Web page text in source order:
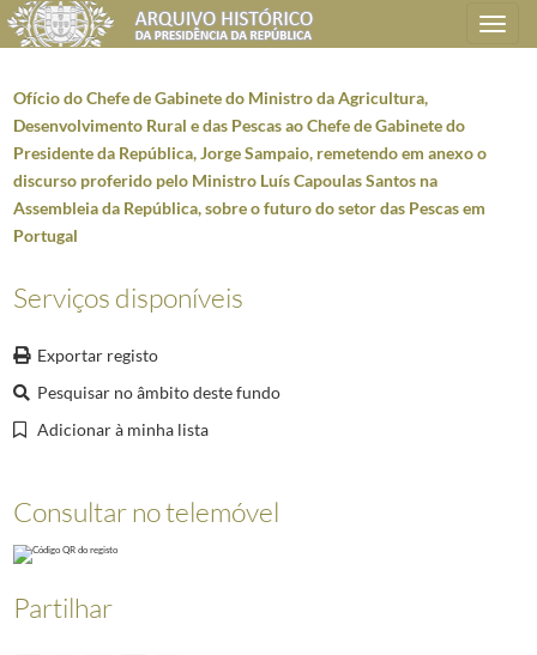
Toggle
navigation
Plano de classificação
Presidência da República
5929
Privado PR - Agricultura e Pesca
000003Ofício do Chefe de Gabinete do Ministro da Agricultura,
000005 Elementos preparatórios para reunião náo identificada dia 9 de
000018 Discurso do Presidente da CAP (Confederação dos Agricultores de
000004
000007
Ofício do Chefe de Gabinete do Ministro da Agricultura,
Desenvolvimento Rural e das Pescas ao Chefe de Gabinete do
Presidente da República, Jorge Sampaio, remetendo em anexo o
discurso proferido pelo Ministro Luís Capoulas Santos na
Assembleia da República, sobre o futuro do setor das Pescas em
Portugal
Serviços disponíveis
Exportar registo
Pesquisar no âmbito deste fundo
Adicionar à minha lista
Consultar no telemóvel
Partilhar